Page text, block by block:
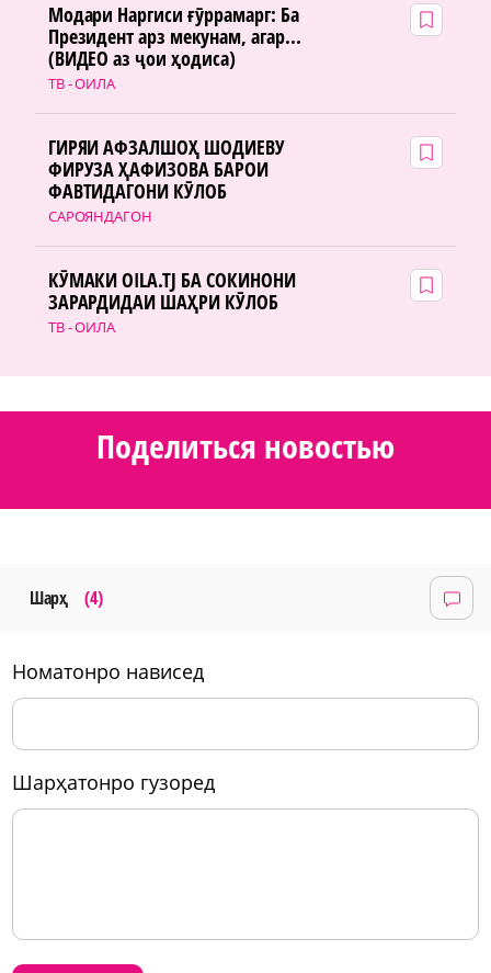
ТВ - ОИЛА
Модари Наргиси ғӯррамарг: Ба
Президент арз мекунам, агар...
(ВИДЕО аз ҷои ҳодиса)
САРОЯНДАГОН
ГИРЯИ АФЗАЛШОҲ ШОДИЕВУ
ФИРУЗА ҲАФИЗОВА БАРОИ
ФАВТИДАГОНИ КӮЛОБ
ТВ - ОИЛА
КӮМАКИ OILA.TJ БА СОКИНОНИ
ЗАРАРДИДАИ ШАҲРИ КӮЛОБ
Поделиться новостью
Шарҳ (4)
номатонро нависед
шарҳатонро гузоред